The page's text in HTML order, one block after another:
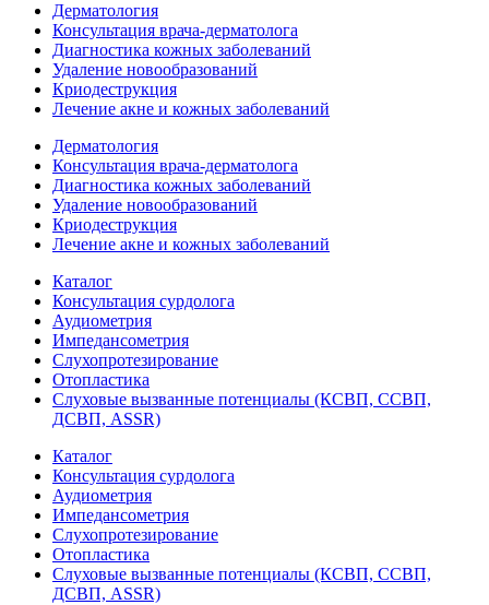
Дерматология
Консультация врача-дерматолога
Диагностика кожных заболеваний
Удаление новообразований
Криодеструкция
Лечение акне и кожных заболеваний
Дерматология
Консультация врача-дерматолога
Диагностика кожных заболеваний
Удаление новообразований
Криодеструкция
Лечение акне и кожных заболеваний
Каталог
Консультация сурдолога
Аудиометрия
Импедансометрия
Слухопротезирование
Отопластика
Слуховые вызванные потенциалы (КСВП, ССВП,
ДСВП, ASSR)
Каталог
Консультация сурдолога
Аудиометрия
Импедансометрия
Слухопротезирование
Отопластика
Слуховые вызванные потенциалы (КСВП, ССВП,
ДСВП, ASSR)